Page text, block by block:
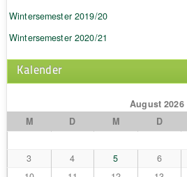
Wintersemester 2019/20
Wintersemester 2020/21
Kalender
August 2026
M
D M D
3
4 5 6